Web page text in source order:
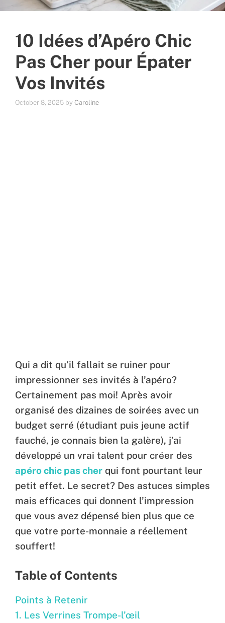
10 Idées d’Apéro Chic
Pas Cher pour Épater
Vos Invités
October 8, 2025 by Caroline
Qui a dit qu’il fallait se ruiner pour
impressionner ses invités à l’apéro?
Certainement pas moi! Après avoir
organisé des dizaines de soirées avec un
budget serré (étudiant puis jeune actif
fauché, je connais bien la galère), j’ai
développé un vrai talent pour créer des
apéro chic pas cher qui font pourtant leur
petit effet. Le secret? Des astuces simples
mais efficaces qui donnent l’impression
que vous avez dépensé bien plus que ce
que votre porte-monnaie a réellement
souffert!
Table of Contents
Points à Retenir
1. Les Verrines Trompe-l’œil